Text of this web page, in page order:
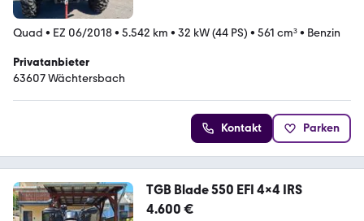
Quad • EZ 06/2018• 5.542 km • 32 kW (44 PS) • 561 cm³• Benzin
Privatanbieter
63607 Wächtersbach
Kontakt Parken
TGB Blade 550 EFI 4x4 IRS
4.600 €